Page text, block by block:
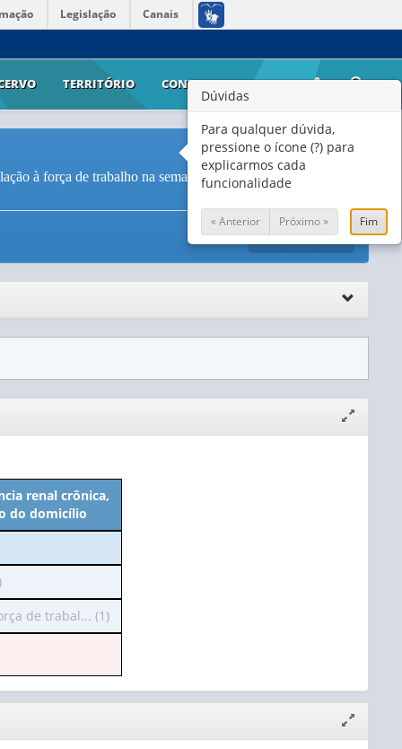
Legislação Canais
TERRITÓRIO CONTATO AJUDA
à força de trabalho na semana de referência e situação do
janela
renal crônica,
do domicílio
de trabal... (1)
janela
Dúvidas
Para qualquer dúvida,
pressione o ícone (?) para
explicarmos cada
funcionalidade
« Anterior Próximo » Fim